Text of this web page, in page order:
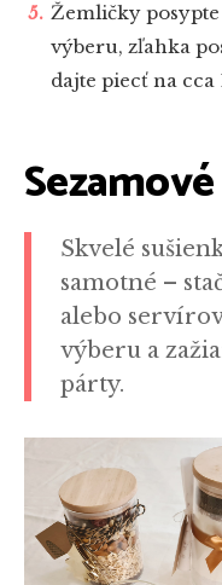
Žemličky
výberu, zľahka
dajte piecť na cca
Skvelé
samotné –
alebo
výberu a
párty.